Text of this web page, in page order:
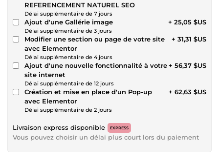
REFERENCEMENT NATUREL SEO
Délai supplémentaire de 7 jours
Ajout d'une Gallérie image
Délai supplémentaire de 3 jours
+ 25,05 $US
Modifier une section ou page de votre site
avec Elementor
Délai supplémentaire de 4 jours
+ 31,31 $US
Ajout d'une nouvelle fonctionnalité à votre
site internet
Délai supplémentaire de 12 jours
+ 56,37 $US
Création et mise en place d'un Pop-up
avec Elementor
Délai supplémentaire de 2 jours
+ 62,63 $US
Livraison express disponible EXPRESS
Vous pouvez choisir un délai plus court lors du paiement